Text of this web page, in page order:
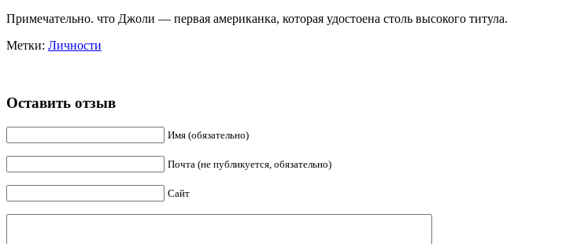
Примечательно. что Джоли — первая американка, которая удостоена столь высокого титула.
Метки: Личности
Оставить отзыв
Имя (обязательно)
Почта (не публикуется, обязательно)
Сайт